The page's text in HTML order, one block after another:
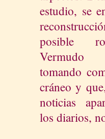
estudio, se
posible
tomando
cráneo y
noticias
los diarios,